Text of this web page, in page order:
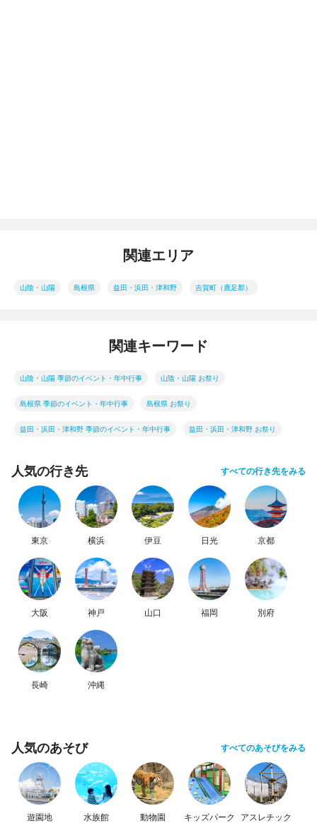
関連エリア
山陰・山陽 島根県 益田・浜田・津和野 吉賀町（鹿足郡）
関連キーワード
山陰・山陽 季節のイベント・年中行事 山陰・山陽 お祭り
島根県 季節のイベント・年中行事 島根県 お祭り
益田・浜田・津和野 季節のイベント・年中行事 益田・浜田・津和野 お祭り
人気の行き先 すべての行き先をみる
東京 横浜 伊豆 日光 京都
大阪 神戸 山口 福岡 別府
長崎 沖縄
人気のあそび すべてのあそびをみる
遊園地 水族館 動物園 キッズパーク アスレチック